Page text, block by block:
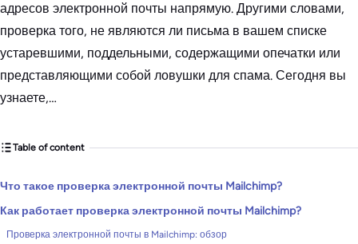
адресов электронной почты напрямую. Другими словами,
проверка того, не являются ли письма в вашем списке
устаревшими, поддельными, содержащими опечатки или
представляющими собой ловушки для спама. Сегодня вы
узнаете,…
Table of content
Что такое проверка электронной почты Mailchimp?
Как работает проверка электронной почты Mailchimp?
Проверка электронной почты в Mailchimp: обзор